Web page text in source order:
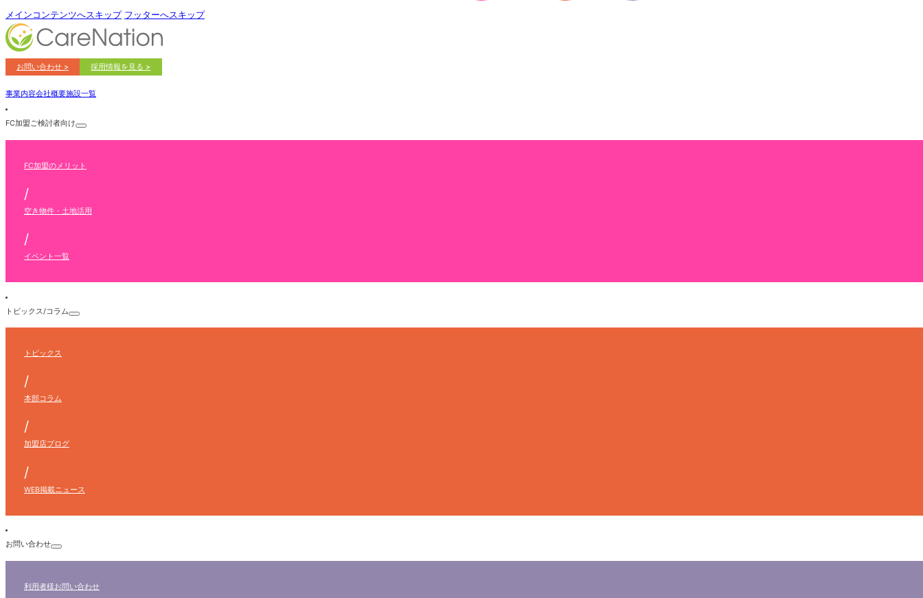
メインコンテンツへスキップ フッターへスキップ
お問い合わせ > 採用情報を見る >
事業内容会社概要施設一覧
FC加盟ご検討者向け
FC加盟のメリット
/
空き物件・土地活用
/
イベント一覧
トピックス/コラム
トピックス
/
本部コラム
/
加盟店ブログ
/
WEB掲載ニュース
お問い合わせ
利用者様お問い合わせ